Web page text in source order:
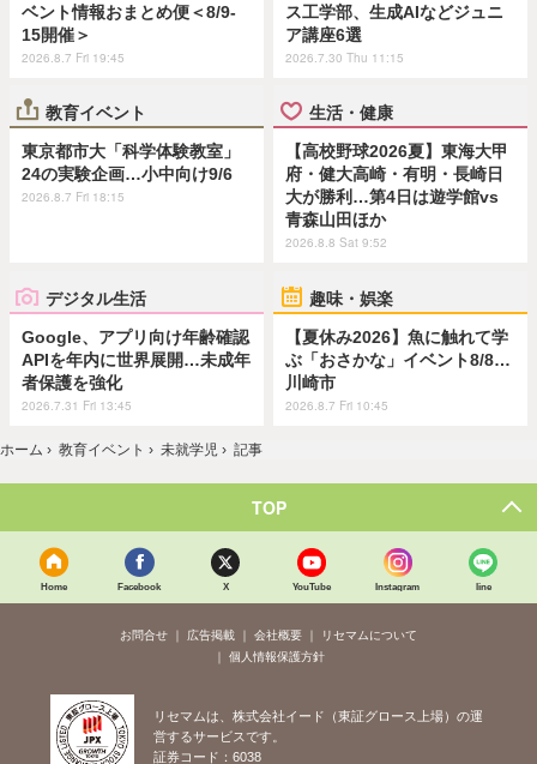
ベント情報おまとめ便＜8/9-
15開催＞
2026.8.7 Fri 19:45
ス工学部、生成AIなどジュニ
ア講座6選
2026.7.30 Thu 11:15
教育イベント
東京都市大「科学体験教室」
24の実験企画…小中向け9/6
2026.8.7 Fri 18:15
生活・健康
【高校野球2026夏】東海大甲
府・健大高崎・有明・長崎日
大が勝利…第4日は遊学館vs
青森山田ほか
2026.8.8 Sat 9:52
デジタル生活
Google、アプリ向け年齢確認
APIを年内に世界展開…未成年
者保護を強化
2026.7.31 Fri 13:45
趣味・娯楽
【夏休み2026】魚に触れて学
ぶ「おさかな」イベント8/8…
川崎市
2026.8.7 Fri 10:45
ホーム › 教育イベント › 未就学児 › 記事
TOP
Home Facebook X YouTube Instagram line
お問合せ 広告掲載 会社概要
リセマムについて
個人情報保護方針
リセマムは、株式会社イード（東証グロース上場）の運
営するサービスです。
証券コード：6038